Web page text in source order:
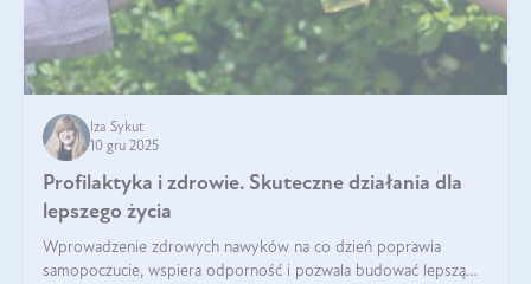
Iza Sykut
10 gru 2025
Profilaktyka i zdrowie. Skuteczne działania dla
lepszego życia
Wprowadzenie zdrowych nawyków na co dzień poprawia
samopoczucie, wspiera odporność i pozwala budować lepszą